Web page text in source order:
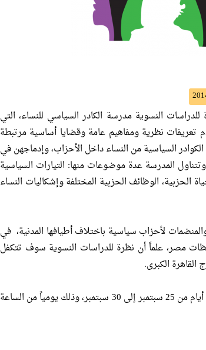
للدراسات النسوية مدرسة الكادر السياسي للنساء، التي
نظرية ومفاهيم عامة وقضايا أساسية مرتبطة
السياسية من النساء داخل الأحزاب، وإدماجهن في
المدرسة عدة موضوعات منها: التيارات السياسية
الحزبية، الوظائف الحزبية المختلفة وإشكاليات النساء
لأحزاب سياسية باختلاف أطيافها المدنية، في
35 عام من مختلف محافظات مصر، علماً أن نظرة للدراسات النسوية سوف تتكفل
الكبرى.
تعقد المدرسة في مقر نظرة للدراسات النسوية على مدار 6 أيام من 25 سبتمبر إلى 30 سبتمبر، وذلك يومياً من الساعة